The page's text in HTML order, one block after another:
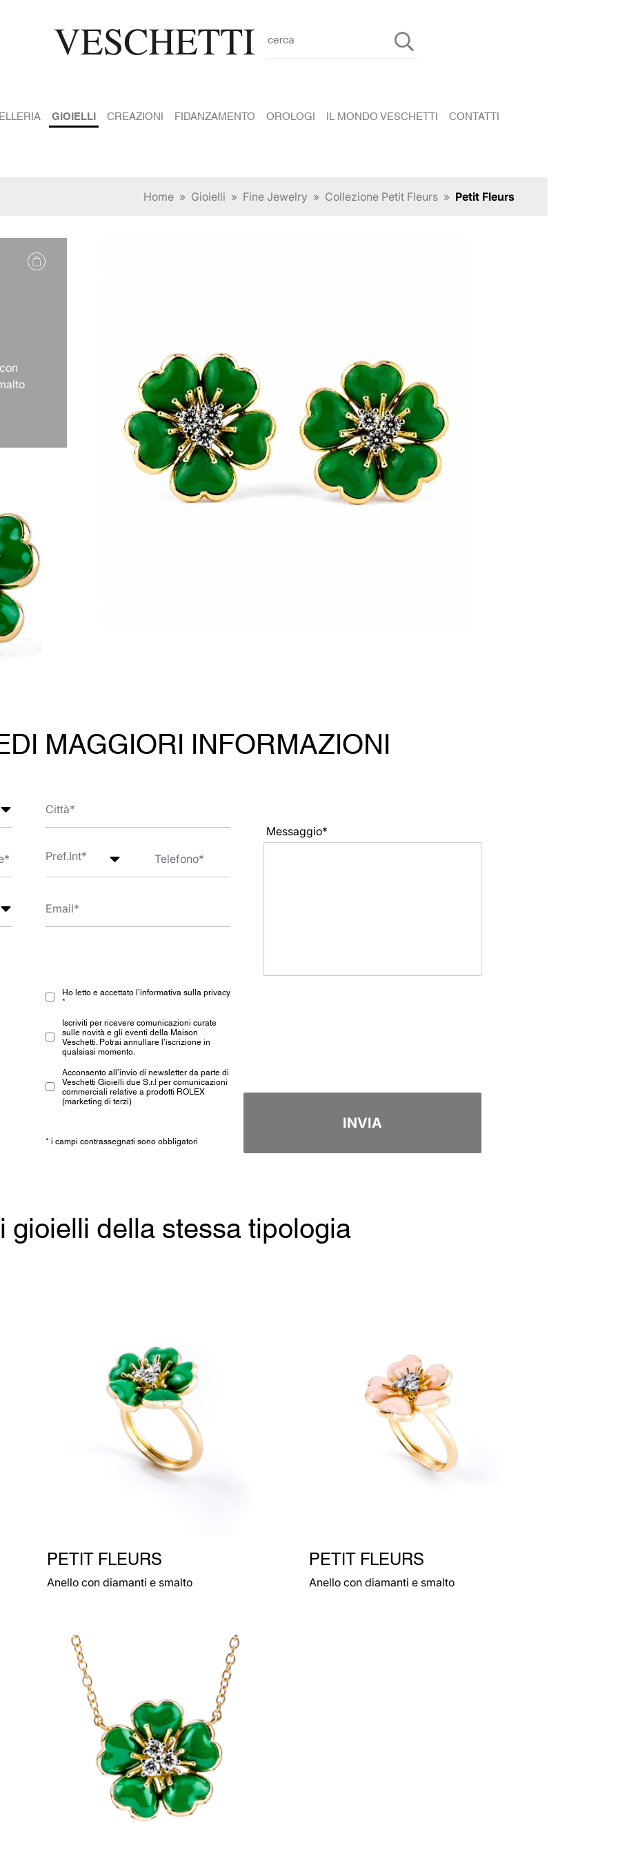
cerca
GIOIELLI CREAZIONI FIDANZAMENTO OROLOGI IL MONDO VESCHETTI CONTATTI
Home » Gioielli » Fine Jewelry » Collezione Petit Fleurs » Petit Fleurs
MAGGIORI INFORMAZIONI
Messaggio*
Ho letto e accettato l’informativa sulla privacy
*
Iscriviti per ricevere comunicazioni curate
sulle novità e gli eventi della Maison
Veschetti. Potrai annullare l’iscrizione in
qualsiasi momento.
Acconsento all’invio di newsletter da parte di
Veschetti Gioielli due S.r.l per comunicazioni
commerciali relative a prodotti ROLEX
(marketing di terzi)
* i campi contrassegnati sono obbligatori
INVIA
gioielli della stessa tipologia
PETIT FLEURS
Anello con diamanti e smalto
PETIT FLEURS
Anello con diamanti e smalto